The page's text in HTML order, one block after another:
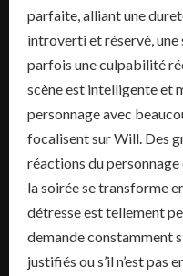
parfaite, alliant une
introverti et réservé,
parfois une culpabilité
scène est intelligente et
personnage avec
focalisent sur Will. Des
réactions du
la soirée se transforme
détresse est tellement
demande constamment
justifiés ou s’il n’est pas